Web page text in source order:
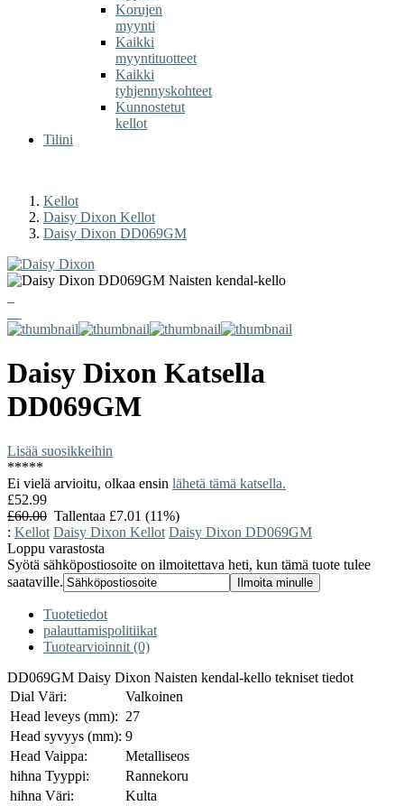
Korujen
myynti
Kaikki
myyntituotteet
Kaikki
tyhjennyskohteet
Kunnostetut
kellot
Tilini
Kellot
Daisy Dixon Kellot
Daisy Dixon DD069GM
Daisy Dixon Katsella
DD069GM
Lisää suosikkeihin
*****
Ei vielä arvioitu, olkaa ensin lähetä tämä katsella.
£52.99
£60.00 Tallentaa £7.01 (11%)
: Kellot Daisy Dixon Kellot Daisy Dixon DD069GM
Loppu varastosta
Syötä sähköpostiosoite on ilmoitettava heti, kun tämä tuote tulee
saataville.
Tuotetiedot
palauttamispolitiikat
Tuotearvioinnit (0)
DD069GM Daisy Dixon Naisten kendal-kello tekniset tiedot
Dial Väri:
Valkoinen
Head leveys (mm): 27
Head syvyys (mm): 9
Head Vaippa:
Metalliseos
hihna Tyyppi:
Rannekoru
hihna Väri:
Kulta